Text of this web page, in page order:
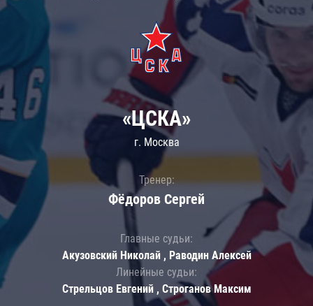
«ЦСКА»
г. Москва
Тренер:
Фёдоров Сергей
Главные судьи:
Акузовский Николай , Раводин Алексей
Линейные судьи:
Стрельцов Евгений , Строганов Максим